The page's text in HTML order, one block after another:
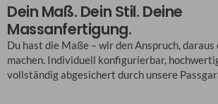
Dein Maß. Dein Stil. Deine
Massanfertigung.
Du hast die Maße – wir den Anspruch, daraus
machen. Individuell konfigurierbar,
vollständig abgesichert durch unsere